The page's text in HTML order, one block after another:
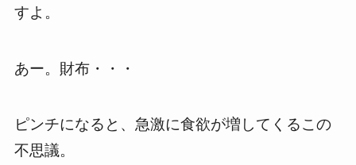
すよ。
あー。財布・・・
ピンチになると、急激に食欲が増してくるこの
不思議。